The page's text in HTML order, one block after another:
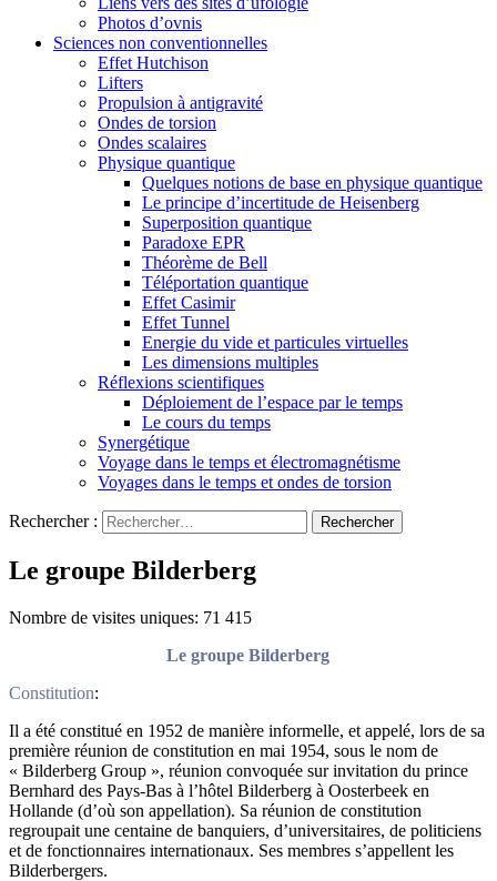
Photos d’ovnis
Sciences non conventionnelles
Effet Hutchison
Lifters
Propulsion à antigravité
Ondes de torsion
Ondes scalaires
Physique quantique
Quelques notions de base en physique quantique
Le principe d’incertitude de Heisenberg
Superposition quantique
Paradoxe EPR
Théorème de Bell
Téléportation quantique
Effet Casimir
Effet Tunnel
Energie du vide et particules virtuelles
Les dimensions multiples
Réflexions scientifiques
Déploiement de l’espace par le temps
Le cours du temps
Synergétique
Voyage dans le temps et électromagnétisme
Voyages dans le temps et ondes de torsion
Rechercher :
Le groupe Bilderberg
Nombre de visites uniques: 71 415
Le groupe Bilderberg
Constitution:
Il a été constitué en 1952 de manière informelle, et appelé, lors de sa
première réunion de constitution en mai 1954, sous le nom de
« Bilderberg Group », réunion convoquée sur invitation du prince
Bernhard des Pays-Bas à l’hôtel Bilderberg à Oosterbeek en
Hollande (d’où son appellation). Sa réunion de constitution
regroupait une centaine de banquiers, d’universitaires, de politiciens
et de fonctionnaires internationaux. Ses membres s’appellent les
Bilderbergers.